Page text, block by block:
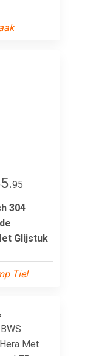
95
304
Glijstuk
Tiel